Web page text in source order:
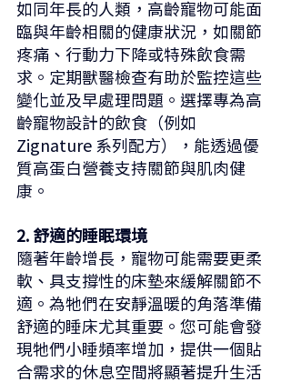
如同年長的人類，高齡寵物可能面
臨與年齡相關的健康狀況，如關節
疼痛、行動力下降或特殊飲食需
求。定期獸醫檢查有助於監控這些
變化並及早處理問題。選擇專為高
齡寵物設計的飲食（例如
Zignature 系列配方），能透過優
質高蛋白營養支持關節與肌肉健
康。
2. 舒適的睡眠環境
隨著年齡增長，寵物可能需要更柔
軟、具支撐性的床墊來緩解關節不
適。為牠們在安靜溫暖的角落準備
舒適的睡床尤其重要。您可能會發
現牠們小睡頻率增加，提供一個貼
合需求的休息空間將顯著提升生活